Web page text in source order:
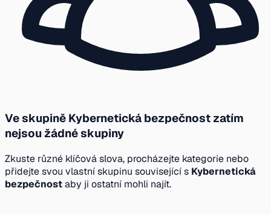
Ve skupině Kybernetická bezpečnost zatím
nejsou žádné skupiny
Zkuste různé klíčová slova, procházejte kategorie nebo
přidejte svou vlastní skupinu související s Kybernetická
bezpečnostaby ji ostatní mohli najít.